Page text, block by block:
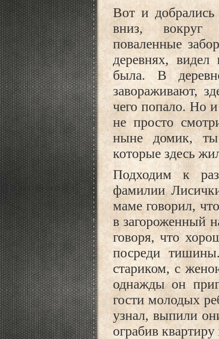
Вот и
вниз, вокруг
поваленные
деревнях,
была. В
завораживают,
чего попало. Но
не просто
ныне домик, ты
которые здесь
Подходим к
фамилии
маме говорил,
в загороженный
говоря, что
посреди
стариком, с
однажды он
гости молодых
узнал, выпили
ограбив